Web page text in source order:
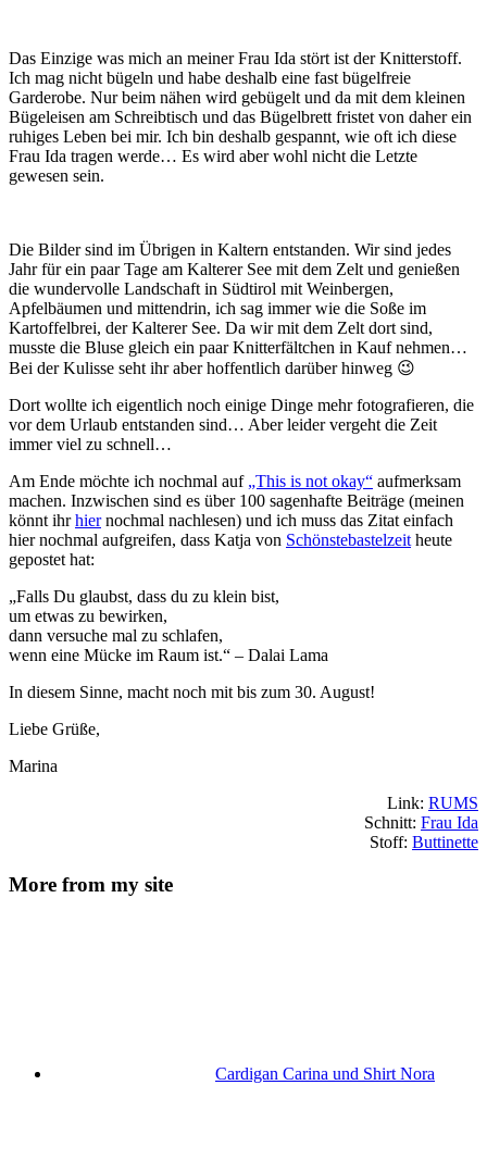
Das Einzige was mich an meiner Frau Ida stört ist der Knitterstoff.
Ich mag nicht bügeln und habe deshalb eine fast bügelfreie
Garderobe. Nur beim nähen wird gebügelt und da mit dem kleinen
Bügeleisen am Schreibtisch und das Bügelbrett fristet von daher ein
ruhiges Leben bei mir. Ich bin deshalb gespannt, wie oft ich diese
Frau Ida tragen werde… Es wird aber wohl nicht die Letzte
gewesen sein.
Die Bilder sind im Übrigen in Kaltern entstanden. Wir sind jedes
Jahr für ein paar Tage am Kalterer See mit dem Zelt und genießen
die wundervolle Landschaft in Südtirol mit Weinbergen,
Apfelbäumen und mittendrin, ich sag immer wie die Soße im
Kartoffelbrei, der Kalterer See. Da wir mit dem Zelt dort sind,
musste die Bluse gleich ein paar Knitterfältchen in Kauf nehmen…
Bei der Kulisse seht ihr aber hoffentlich darüber hinweg 😉
Dort wollte ich eigentlich noch einige Dinge mehr fotografieren, die
vor dem Urlaub entstanden sind… Aber leider vergeht die Zeit
immer viel zu schnell…
Am Ende möchte ich nochmal auf „This is not okay“ aufmerksam
machen. Inzwischen sind es über 100 sagenhafte Beiträge (meinen
könnt ihrhiernochmal nachlesen) und ich muss das Zitat einfach
hier nochmal aufgreifen, dass Katja von Schönstebastelzeit heute
gepostet hat:
„Falls Du glaubst, dass du zu klein bist,
um etwas zu bewirken,
dann versuche mal zu schlafen,
wenn eine Mücke im Raum ist.“ – Dalai Lama
In diesem Sinne, macht noch mit bis zum 30. August!
Liebe Grüße,
Marina
Link: RUMS
Schnitt: Frau Ida
Stoff: Buttinette
More from my site
Cardigan Carina und Shirt Nora